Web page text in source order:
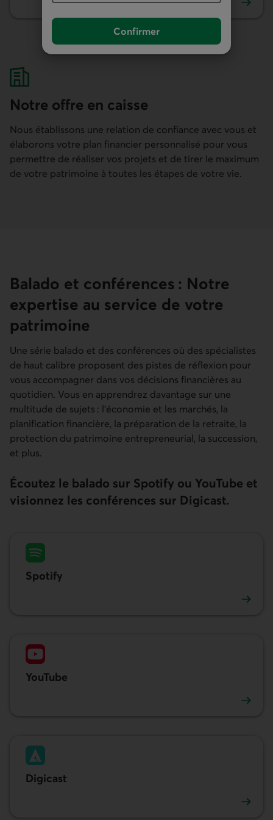
Confirmer
Notre offre en caisse
Nous établissons une relation de confiance avec vous et
élaborons votre plan financier personnalisé pour vous
permettre de réaliser vos projets et de tirer le maximum
de votre patrimoine à toutes les étapes de votre vie.
Balado et conférences : Notre
expertise au service de votre
patrimoine
Une série balado et des conférences où des spécialistes
de haut calibre proposent des pistes de réflexion pour
vous accompagner dans vos décisions financières au
quotidien. Vous en apprendrez davantage sur une
multitude de sujets : l’économie et les marchés, la
planification financière, la préparation de la retraite, la
protection du patrimoine entrepreneurial, la succession,
et plus.
Écoutez le balado sur Spotify ou YouTube et
visionnez les conférences sur Digicast.
Spotify
YouTube
Digicast